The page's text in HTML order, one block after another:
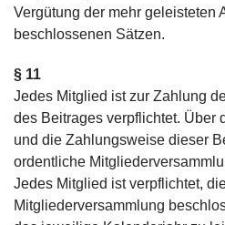
Vergütung der mehr geleisteten
beschlossenen Sätzen.
§ 11
Jedes Mitglied ist zur Zahlung
des Beitrages verpflichtet. Über
und die Zahlungsweise dieser
ordentliche
Jedes Mitglied ist verpflichtet,
Mitgliederversammlung